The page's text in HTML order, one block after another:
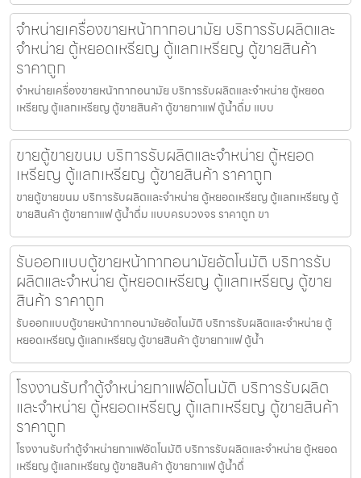
จำหน่ายเครื่องขายหน้ากากอนามัย บริการรับผลิตและ
จำหน่าย ตู้หยอดเหรียญ ตู้แลกเหรียญ ตู้ขายสินค้า
ราคาถูก
จำหน่ายเครื่องขายหน้ากากอนามัย บริการรับผลิตและจำหน่าย ตู้หยอด
เหรียญ ตู้แลกเหรียญ ตู้ขายสินค้า ตู้ขายกาแฟ ตู้น้ำดื่ม แบบ
ขายตู้ขายขนม บริการรับผลิตและจำหน่าย ตู้หยอด
เหรียญ ตู้แลกเหรียญ ตู้ขายสินค้า ราคาถูก
ขายตู้ขายขนม บริการรับผลิตและจำหน่าย ตู้หยอดเหรียญ ตู้แลกเหรียญ ตู้
ขายสินค้า ตู้ขายกาแฟ ตู้น้ำดื่ม แบบครบวงจร ราคาถูก ขา
รับออกแบบตู้ขายหน้ากากอนามัย​อัตโนมัติ บริการรับ
ผลิตและจำหน่าย ตู้หยอดเหรียญ ตู้แลกเหรียญ ตู้ขาย
สินค้า ราคาถูก
รับออกแบบตู้ขายหน้ากากอนามัย​อัตโนมัติ บริการรับผลิตและจำหน่าย ตู้
หยอดเหรียญ ตู้แลกเหรียญ ตู้ขายสินค้า ตู้ขายกาแฟ ตู้น้ำ
โรงงานรับทำตู้จำหน่ายกาแฟ​อัตโนมัติ บริการรับผลิต
และจำหน่าย ตู้หยอดเหรียญ ตู้แลกเหรียญ ตู้ขายสินค้า
ราคาถูก
โรงงานรับทำตู้จำหน่ายกาแฟ​อัตโนมัติ บริการรับผลิตและจำหน่าย ตู้หยอด
เหรียญ ตู้แลกเหรียญ ตู้ขายสินค้า ตู้ขายกาแฟ ตู้น้ำดื่